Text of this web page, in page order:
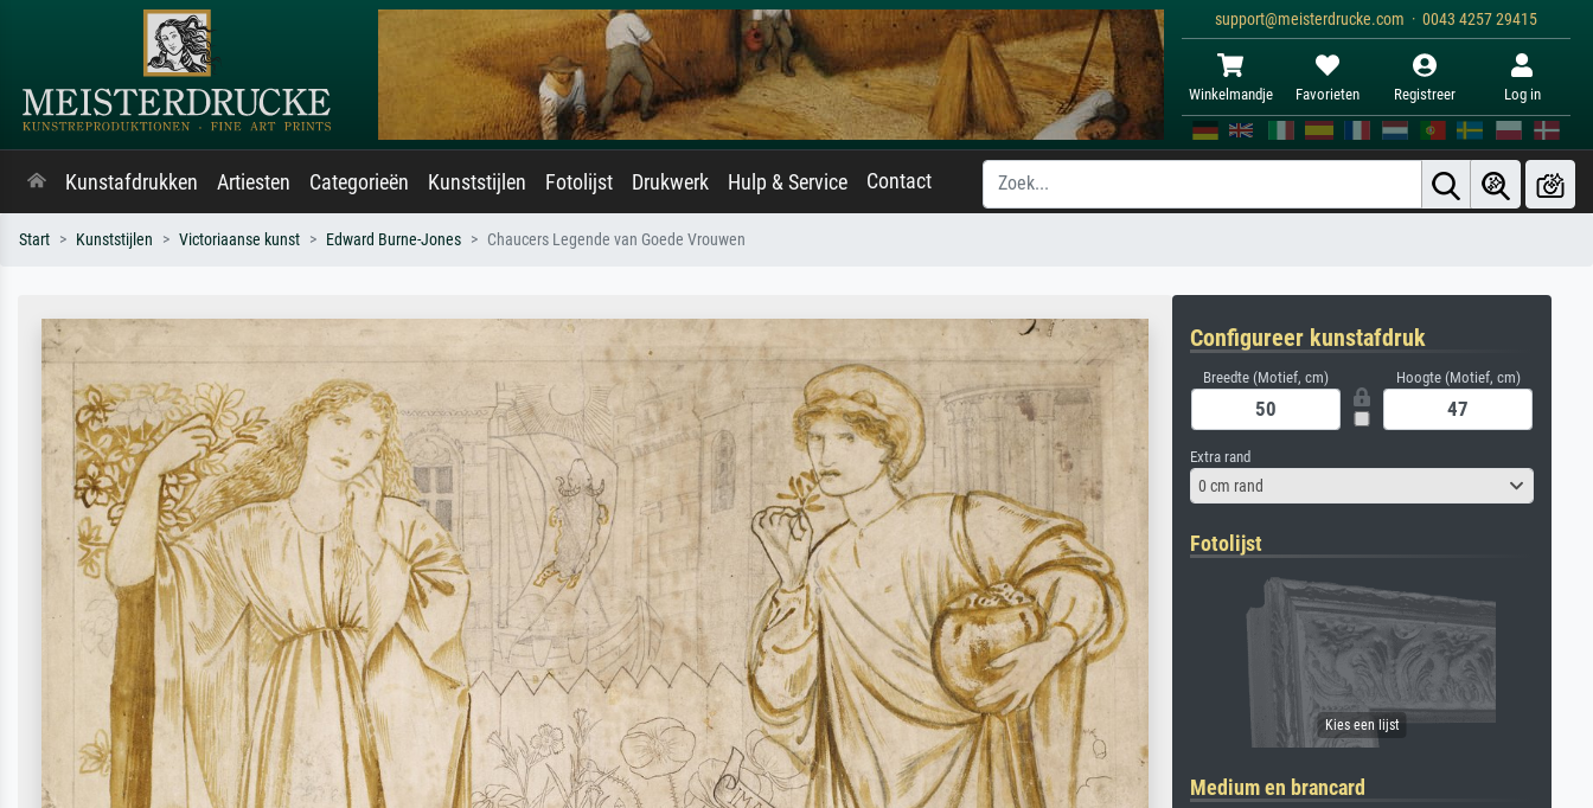
support@meisterdrucke.com · 0043 4257 29415
Winkelmandje Favorieten Registreer Log in
Kunstafdrukken Artiesten Categorieën Kunststijlen Fotolijst Drukwerk Hulp & Service Contact
Start Kunststijlen Victoriaanse kunst Edward Burne-Jones Chaucers Legende van Goede Vrouwen
Configureer kunstafdruk
Breedte (Motief, cm) Hoogte (Motief, cm)
Extra rand
0 cm rand
Fotolijst
Medium en brancard